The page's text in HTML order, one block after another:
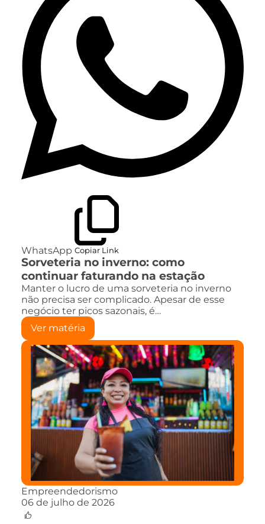
WhatsApp Copiar Link
Sorveteria no inverno: como
continuar faturando na estação
Manter o lucro de uma sorveteria no inverno
não precisa ser complicado. Apesar de esse
negócio ter picos sazonais, é…
Ver matéria
Empreendedorismo
06 de julho de 2026